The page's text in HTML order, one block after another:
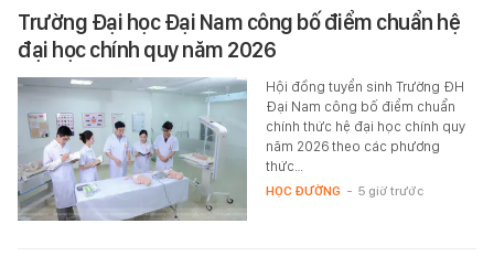
Trường Đại học Đại Nam công bố điểm chuẩn hệ
đại học chính quy năm 2026
Hội đồng tuyển sinh Trường ĐH
Đại Nam công bố điểm chuẩn
chính thức hệ đại học chính quy
năm 2026 theo các phương
thức…
HỌC ĐƯỜNG - 5 giờ trước